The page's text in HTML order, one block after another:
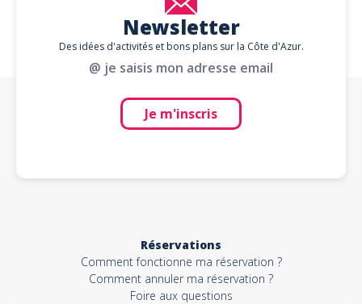
Newsletter
Des idées d'activités et bons plans sur la Côte d'Azur.
@ je saisis mon adresse email
Je m'inscris
Réservations
Comment fonctionne ma réservation ?
Comment annuler ma réservation ?
Foire aux questions